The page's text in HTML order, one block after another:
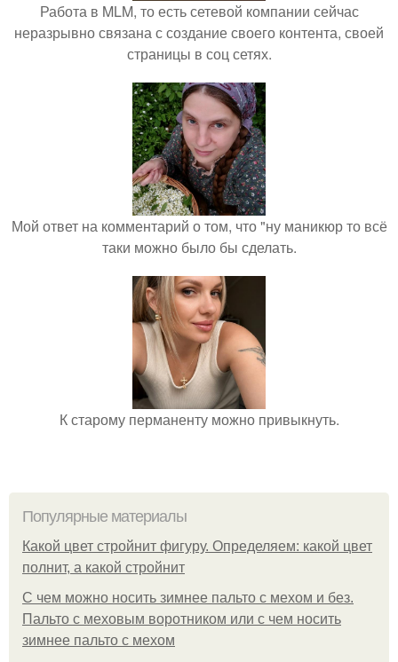
Работа в MLM, то есть сетевой компании сейчас
неразрывно связана с создание своего контента, своей
страницы в соц сетях.
Мой ответ на комментарий о том, что "ну маникюр то всё
таки можно было бы сделать.
К старому перманенту можно привыкнуть.
Популярные материалы
Какой цвет стройнит фигуру. Определяем: какой цвет
полнит, а какой стройнит
C чем можно носить зимнее пальто с мехом и без.
Пальто с меховым воротником или с чем носить
зимнее пальто с мехом